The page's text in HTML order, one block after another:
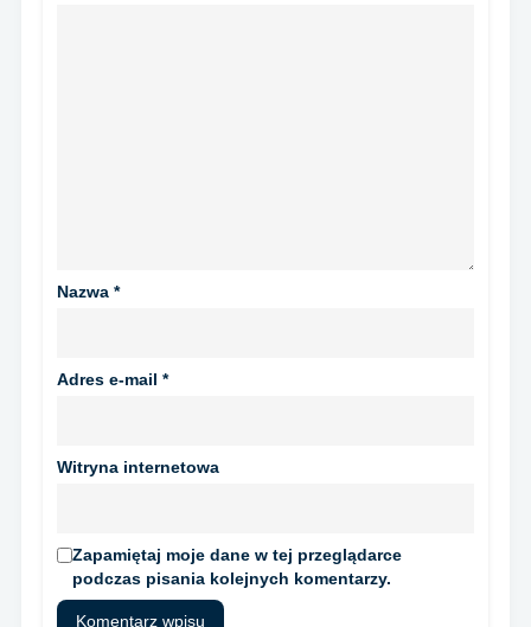
Nazwa *
Adres e-mail *
Witryna internetowa
Zapamiętaj moje dane w tej przeglądarce
podczas pisania kolejnych komentarzy.